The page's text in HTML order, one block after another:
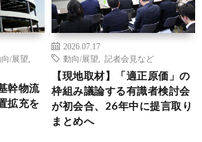
/展望
幹物流
拡充を
2026.07.17
動向/展望
記者会見など
【現地取材】「適正原価」の
枠組み議論する有識者検討会
が初会合、26年中に提言取り
まとめへ